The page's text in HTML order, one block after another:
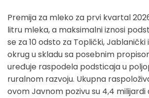
Premija za mleko za prvi kvartal
litru mleka, a maksimalni iznosi
se za 10 odsto za Toplički, Jablanički
okrug u skladu sa posebnim
uređuje raspodela podsticaja u
ruralnom razvoju. Ukupna
ovom Javnom pozivu su 4,4 milijardi